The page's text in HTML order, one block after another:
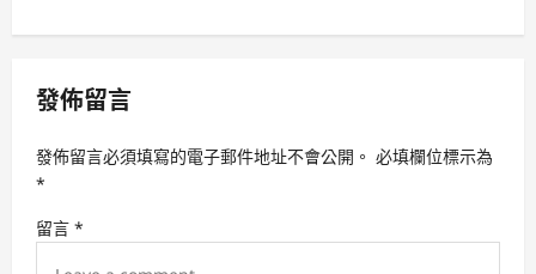
a
i
a
t
i
發佈留言
發佈留言必須填寫的電子郵件地址不會公開。 必填欄位標示為
*
留言 *